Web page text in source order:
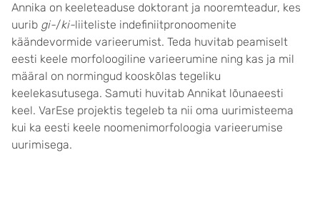
Annika on keeleteaduse doktorant ja nooremteadur, kes
uurib gi-/ki-liiteliste indefiniitpronoomenite
käändevormide varieerumist. Teda huvitab peamiselt
eesti keele morfoloogiline varieerumine ning kas ja mil
määral on normingud kooskõlas tegeliku
keelekasutusega. Samuti huvitab Annikat lõunaeesti
keel. VarEse projektis tegeleb ta nii oma uurimisteema
kui ka eesti keele noomenimorfoloogia varieerumise
uurimisega.